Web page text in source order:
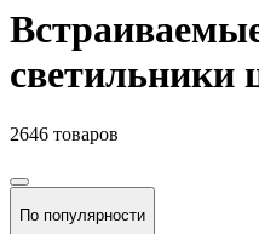
светильники
2646 товаров
По популярности